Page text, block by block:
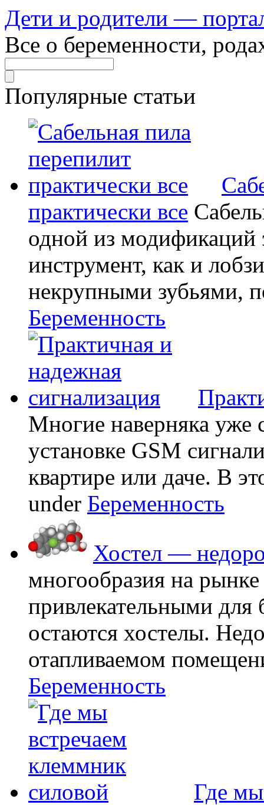
Дети и родители —
Все о беременности,
Популярные статьи
практически все
одной из модификаций
инструмент, как и
некрупными зубьями,
Беременность
Многие наверняка уже
установке GSM
квартире или даче. В
under Беременность
Хостел —
многообразия на
привлекательными
остаются хостелы.
отапливаемом
Беременность
Где